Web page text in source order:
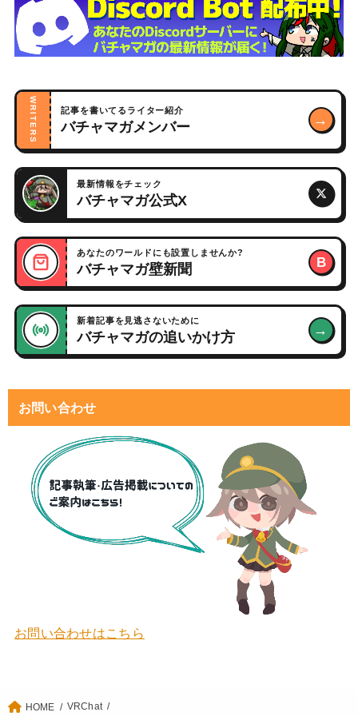
WRITERS 記事を書いてるライター紹介
バチャマガメンバー →
最新情報をチェック
バチャマガ公式X
あなたのワールドにも設置しませんか?
バチャマガ壁新聞 B
新着記事を見逃さないために
バチャマガの追いかけ方 →
お問い合わせ
お問い合わせはこちら
HOME VRChat